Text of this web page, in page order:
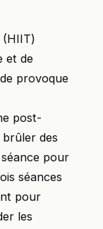
(HIIT)
et de
provoque
post-
des
pour
séances
pour
les